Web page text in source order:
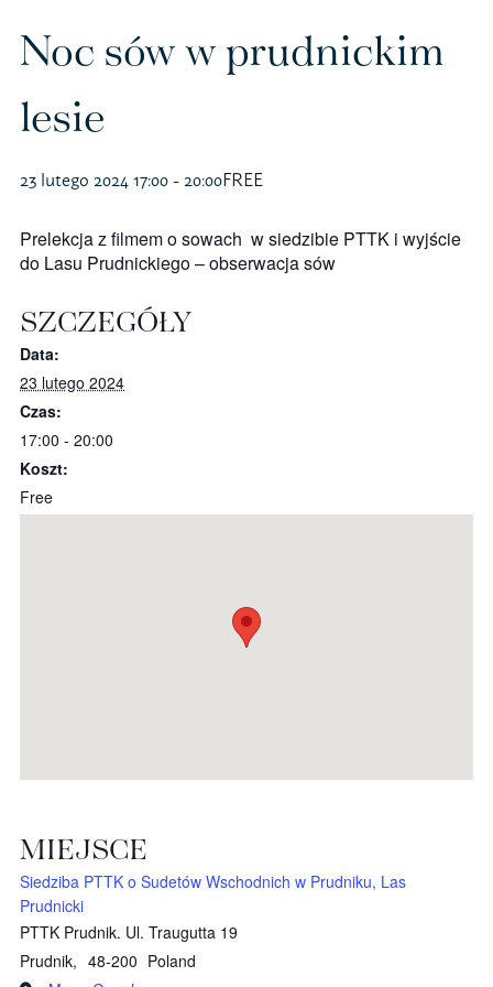
Sklep na ptak
Koszulki
Kubki
Budki i karmniki
Noc sów w prudnickim
lesie
23 lutego 2024 17:00 - 20:00FREE
Prelekcja z filmem o sowach w siedzibie PTTK i wyjście
do Lasu Prudnickiego – obserwacja sów
SZCZEGÓŁY
Data:
23 lutego 2024
Czas:
17:00 - 20:00
Koszt:
Free
MIEJSCE
Siedziba PTTK o Sudetów Wschodnich w Prudniku, Las
Prudnicki
PTTK Prudnik. Ul. Traugutta 19
Prudnik, 48-200 Poland